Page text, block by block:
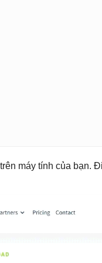
máy tính của bạn.